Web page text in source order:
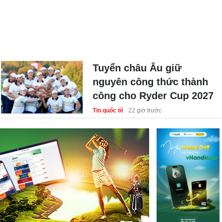
Tuyển châu Âu giữ
nguyên công thức thành
công cho Ryder Cup 2027
Tin quốc tế 22 giờ trước
Tuyển châu Âu giữ
nguyên công thức thành
công cho Ryder Cup 2027
Tin quốc tế 22 giờ trước